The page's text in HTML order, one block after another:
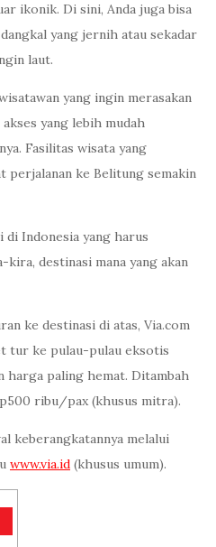
ikonik. Di sini, Anda juga bisa
yang jernih atau sekadar
laut.
yang ingin merasakan
yang lebih mudah
Fasilitas wisata yang
perjalanan ke Belitung semakin
Indonesia yang harus
destinasi mana yang akan
ke destinasi di atas, Via.com
tur ke pulau-pulau eksotis
harga paling hemat. Ditambah
ribu/pax (khusus mitra).
keberangkatannya melalui
www.via.id (khusus umum).